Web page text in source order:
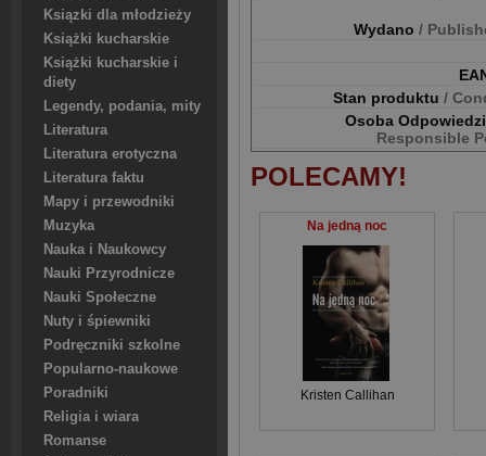
Ksiązki dla młodzieży
Książki kucharskie
Książki kucharskie i
diety
Legendy, podania, mity
Literatura
Literatura erotyczna
Literatura faktu
Mapy i przewodniki
Muzyka
Nauka i Naukowcy
Nauki Przyrodnicze
Nauki Społeczne
Nuty i śpiewniki
Podręczniki szkolne
Popularno-naukowe
Poradniki
Religia i wiara
Romanse
Wydano /
Stan produktu /
Osoba
Responsible
POLECAMY!
Na jedną noc
Kristen Callihan